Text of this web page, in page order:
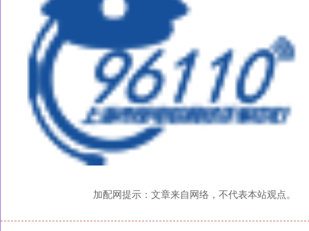
加配网提示：文章来自网络，不代表本站观点。